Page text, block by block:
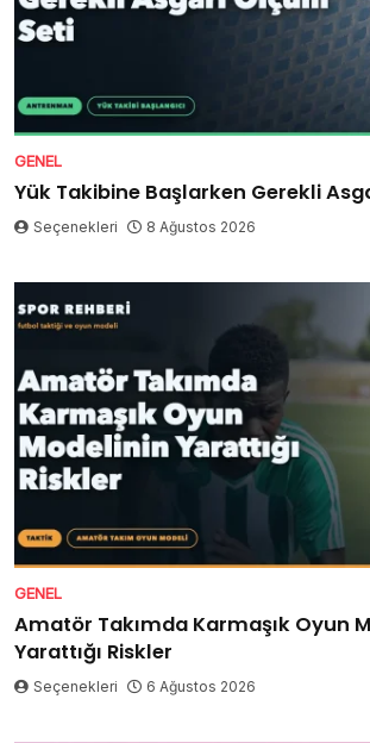
GENEL
Yük Takibine Başlarken Gerekli
Seçenekleri 8 Ağustos 2026
GENEL
Amatör Takımda Karmaşık Oyun
Yarattığı Riskler
Seçenekleri 6 Ağustos 2026